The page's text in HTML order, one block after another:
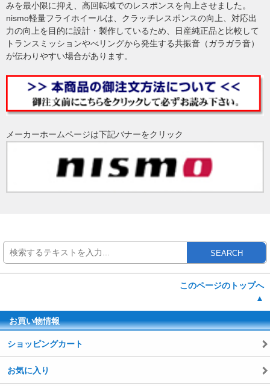
みを最小限に抑え、高回転域でのレスポンスを向上させました。
nismo軽量フライホイールは、クラッチレスポンスの向上、対応出
力の向上を目的に設計・製作しているため、日産純正品と比較して
トランスミッションやべリングから発生する共振音（ガラガラ音）
が伝わりやすい場合があります。
メーカーホームページは下記バナーをクリック
SEARCH
このページのトップへ
▲
お買い物情報
ショッピングカート
お気に入り